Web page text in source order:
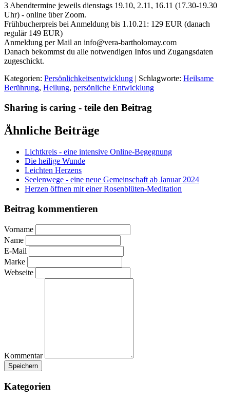
3 Abendtermine jeweils dienstags 19.10, 2.11, 16.11 (17.30-19.30
Uhr) - online über Zoom.
Frühbucherpreis bei Anmeldung bis 1.10.21: 129 EUR (danach
regulär 149 EUR)
Anmeldung per Mail an info@vera-bartholomay.com
Danach bekommst du alle notwendigen Infos und Zugangsdaten
zugeschickt.
Kategorien: Persönlichkeitsentwicklung | Schlagworte: Heilsame
Berührung, Heilung, persönliche Entwicklung
Sharing is caring - teile den Beitrag
Ähnliche Beiträge
Lichtkreis - eine intensive Online-Begegnung
Die heilige Wunde
Leichten Herzens
Seelenwege - eine neue Gemeinschaft ab Januar 2024
Herzen öffnen mit einer Rosenblüten-Meditation
Beitrag kommentieren
Vorname
Name
E-Mail
Marke
Webseite
Kommentar
Kategorien